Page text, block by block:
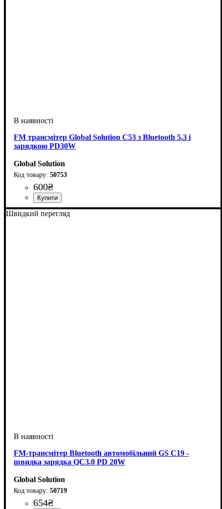
FM трансмітер Global Solution C53 з Bluetooth 5.3 і
зарядкою PD30W
Global Solution
50753
600₴
Швидкий перегляд
FM-трансмітер Bluetooth автомобільний GS C19 -
швидка зарядка QC3.0 PD 20W
Global Solution
50719
654₴